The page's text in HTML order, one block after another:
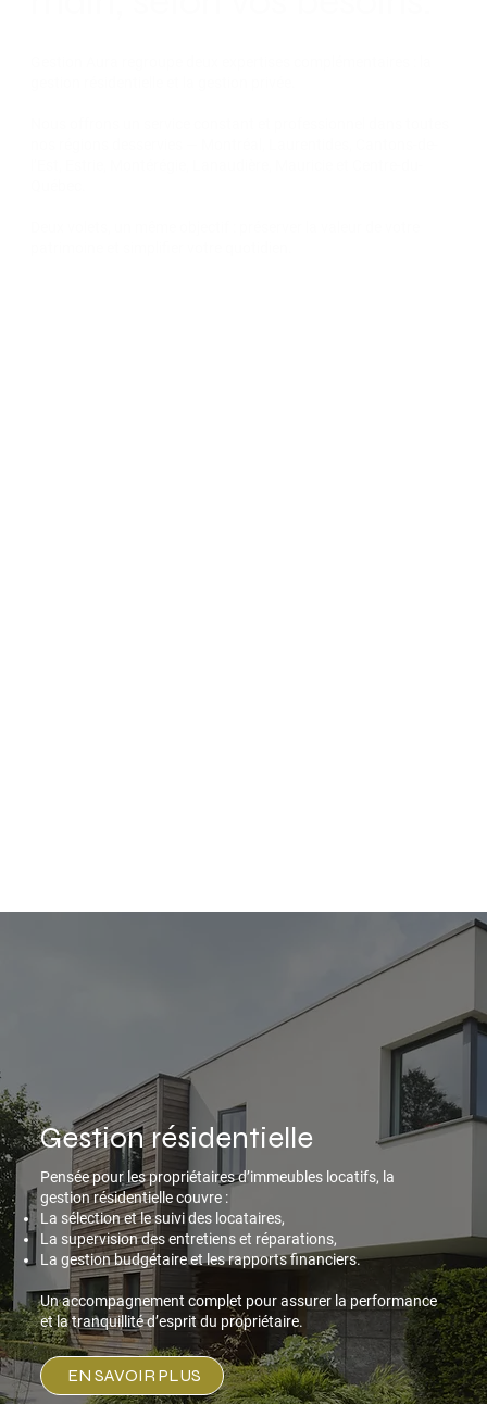
Gestion résidentielle
Pensée pour les propriétaires d’immeubles locatifs, la
gestion résidentielle couvre :
La sélection et le suivi des locataires,
La supervision des entretiens et réparations,
La gestion budgétaire et les rapports financiers.
Un accompagnement complet pour assurer la performance
et la tranquillité d’esprit du propriétaire.
EN SAVOIR PLUS